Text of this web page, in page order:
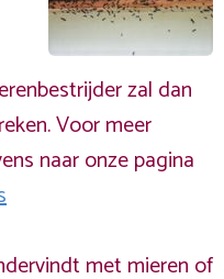
zal dan
Voor meer
naar onze pagina
met mieren of